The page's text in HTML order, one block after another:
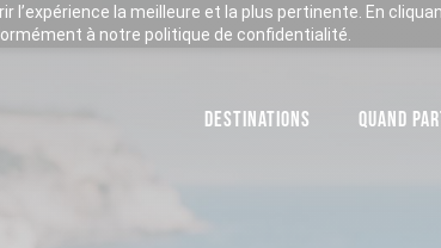
l’expérience la meilleure et la plus pertinente. En
à notre politique de confidentialité.
DESTINATIONS QUAND